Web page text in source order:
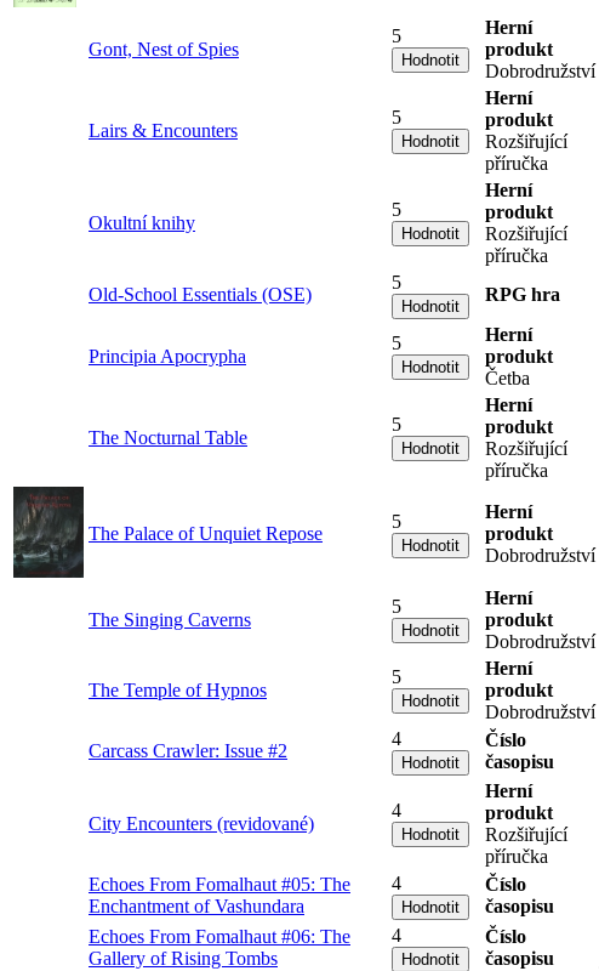
Gont, Nest of Spies
5
Herní
produkt
Dobrodružství
Lairs & Encounters
5
Herní
produkt
Rozšiřující
příručka
Okultní knihy
5
Herní
produkt
Rozšiřující
příručka
Old-School Essentials (OSE)
5
RPG hra
Principia Apocrypha
5
Herní
produkt
Četba
The Nocturnal Table
5
Herní
produkt
Rozšiřující
příručka
The Palace of Unquiet Repose
5
Herní
produkt
Dobrodružství
The Singing Caverns
5
Herní
produkt
Dobrodružství
The Temple of Hypnos
5
Herní
produkt
Dobrodružství
Carcass Crawler: Issue #2
4
Číslo
časopisu
City Encounters (revidované)
4
Herní
produkt
Rozšiřující
příručka
Echoes From Fomalhaut #05: The
Enchantment of Vashundara
4
Číslo
časopisu
Echoes From Fomalhaut #06: The
Gallery of Rising Tombs
4
Číslo
časopisu